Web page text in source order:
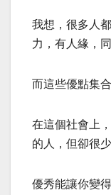
我想，很多人
力，有人緣，
而這些優點集
在這個社會上
的人，但卻很
優秀能讓你變